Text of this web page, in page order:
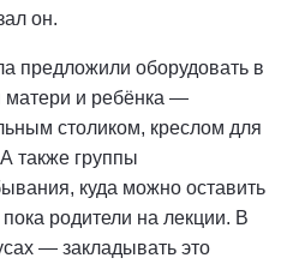
он.
предложили оборудовать в
матери и ребёнка —
столиком, креслом для
также группы
куда можно оставить
родители на лекции. В
— закладывать это